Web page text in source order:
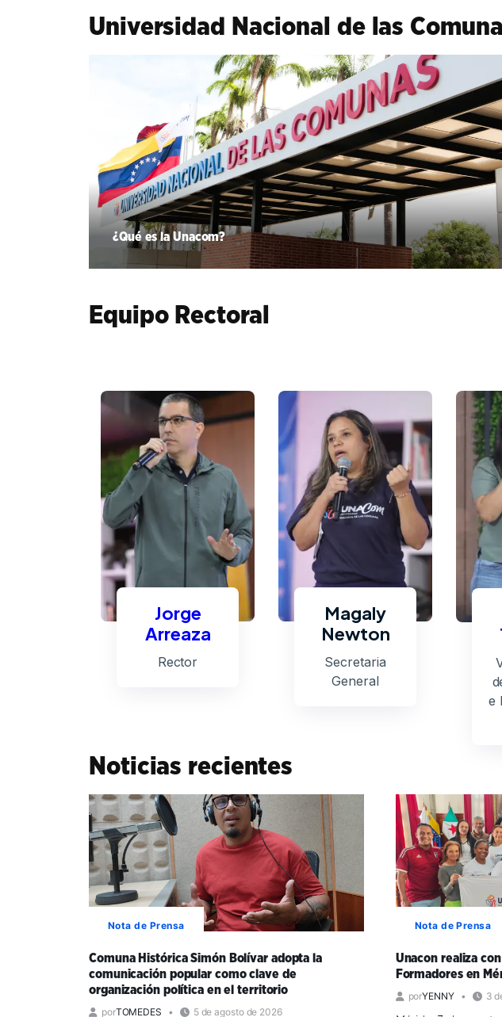
Universidad Nacional de las
¿Qué es la Unacom?
Equipo Rectoral
Jorge
Arreaza
Rector
Magaly
Newton
Secretaria
General
e
Noticias recientes
Nota de Prensa
Comuna Histórica Simón Bolívar adopta la
comunicación popular como clave de
organización política en el territorio
porTOMEDES 5 de agosto de 2026
Nota de Prensa
Unacon realiza
Formadores en
porYENNY 3